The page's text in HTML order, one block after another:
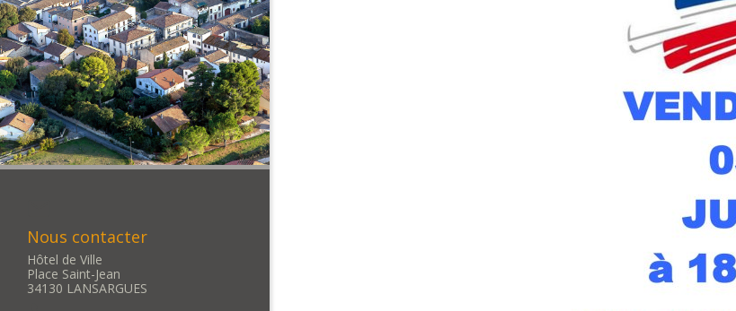
Nous contacter
Hôtel de Ville
Place Saint-Jean
34130 LANSARGUES